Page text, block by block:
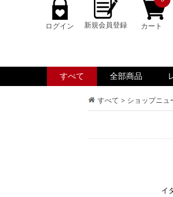
ログイン 新規会員登録 カート
すべて 全部商品
すべて > ショップニュ
イ